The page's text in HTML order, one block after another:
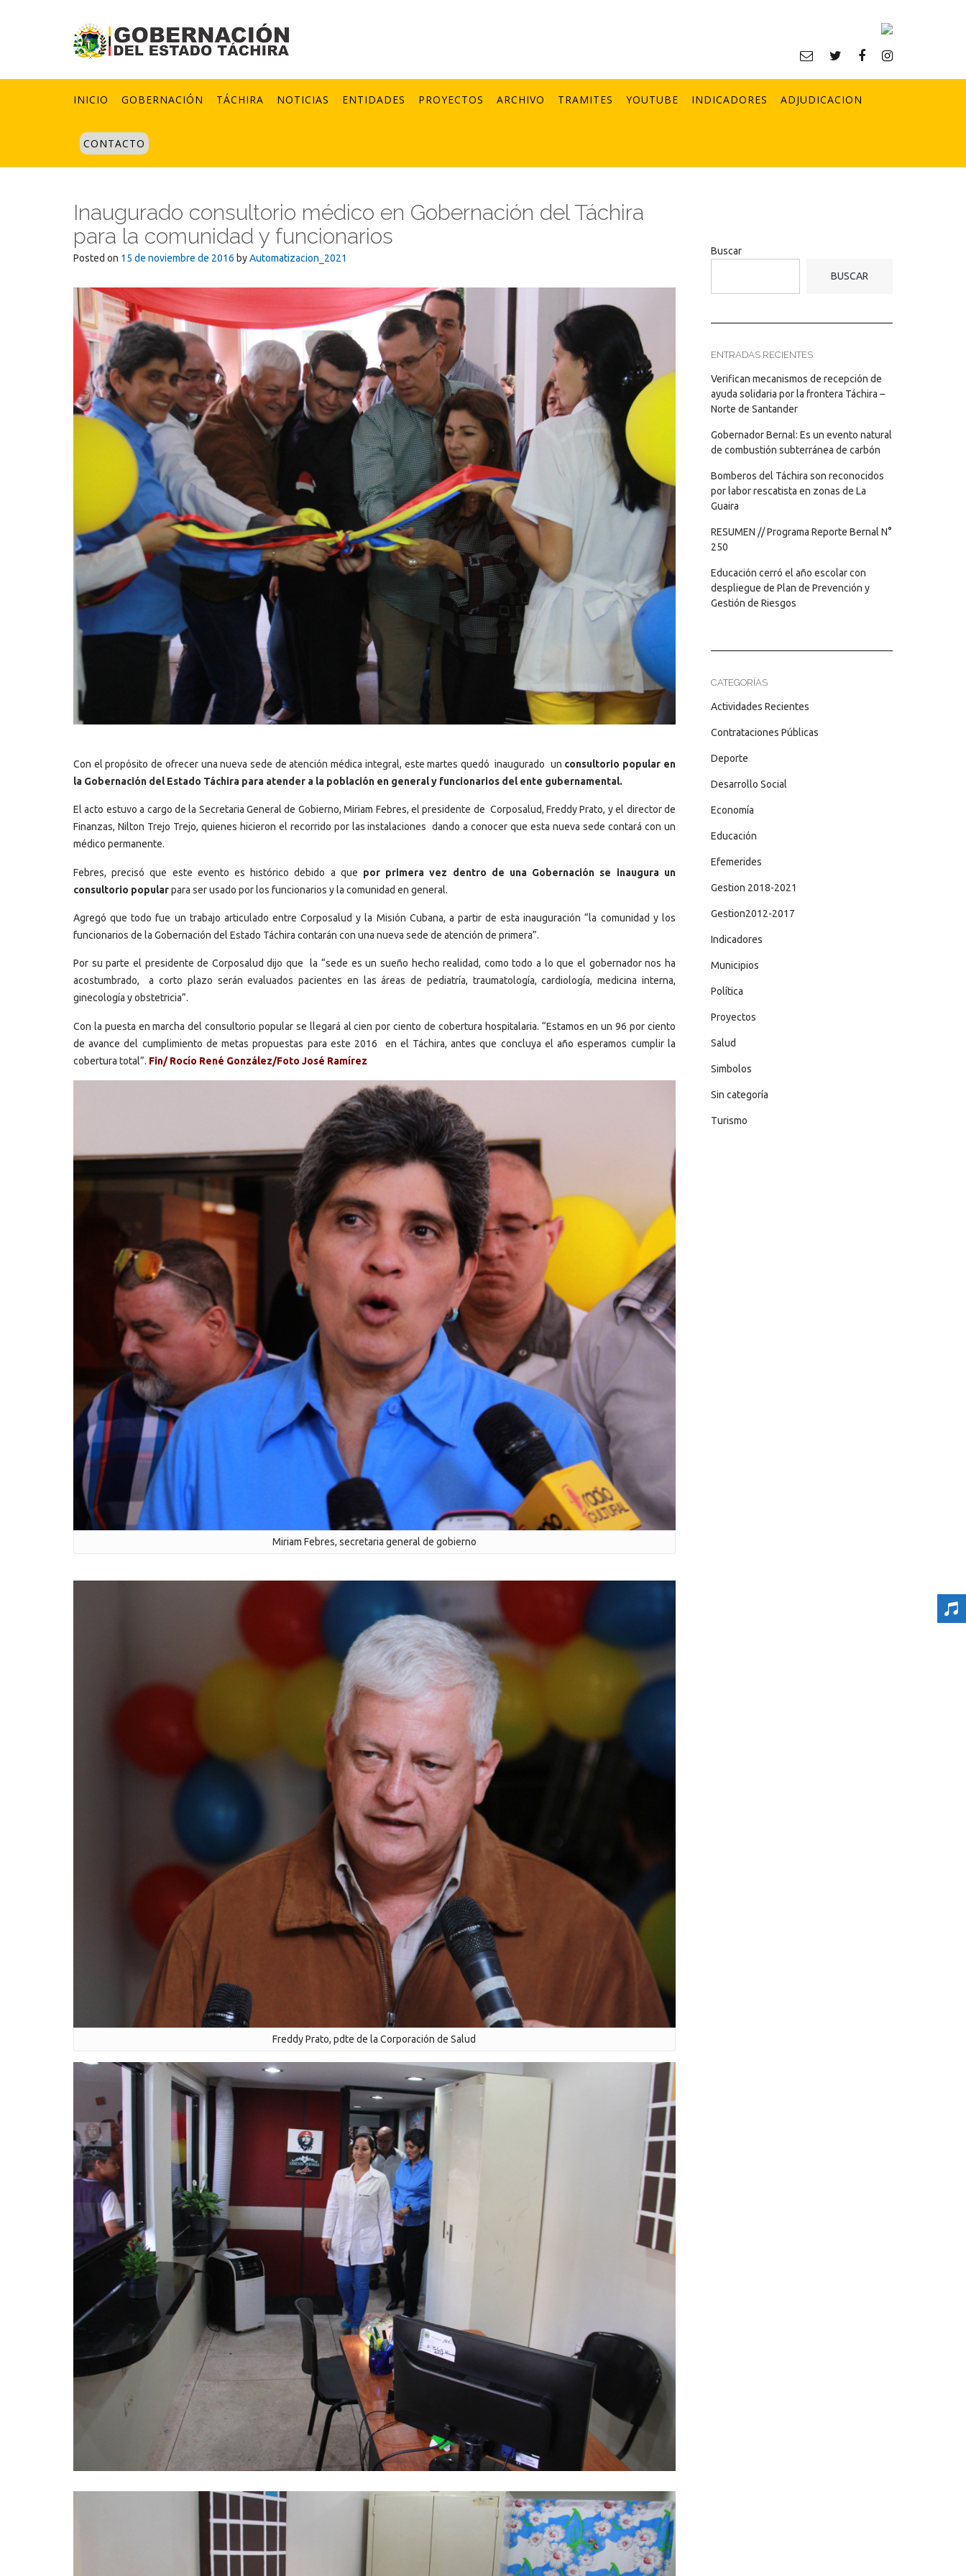
INICIO GOBERNACIÓN TÁCHIRA NOTICIAS ENTIDADES PROYECTOS ARCHIVO TRAMITES YOUTUBE INDICADORES ADJUDICACION
CONTACTO
Inaugurado consultorio médico en Gobernación del Táchira
para la comunidad y funcionarios
Posted on 15 de noviembre de 2016 byAutomatizacion_2021
Con el propósito de ofrecer una nueva sede de atención médica integral, este martes quedó inaugurado un consultorio popular en
la Gobernación del Estado Táchira para atender a la población en general y funcionarios del ente gubernamental.
El acto estuvo a cargo de la Secretaria General de Gobierno, Miriam Febres, el presidente de Corposalud, Freddy Prato, y el director de
Finanzas, Nilton Trejo Trejo, quienes hicieron el recorrido por las instalaciones dando a conocer que esta nueva sede contará con un
médico permanente.
Febres, precisó que este evento es histórico debido a que por primera vez dentro de una Gobernación se inaugura un
consultorio popularpara ser usado por los funcionarios y la comunidad en general.
Agregó que todo fue un trabajo articulado entre Corposalud y la Misión Cubana, a partir de esta inauguración “la comunidad y los
funcionarios de la Gobernación del Estado Táchira contarán con una nueva sede de atención de primera”.
Por su parte el presidente de Corposalud dijo que la “sede es un sueño hecho realidad, como todo a lo que el gobernador nos ha
acostumbrado, a corto plazo serán evaluados pacientes en las áreas de pediatría, traumatología, cardiología, medicina interna,
ginecología y obstetricia”.
Con la puesta en marcha del consultorio popular se llegará al cien por ciento de cobertura hospitalaria. “Estamos en un 96 por ciento
de avance del cumplimiento de metas propuestas para este 2016 en el Táchira, antes que concluya el año esperamos cumplir la
cobertura total”. Fin/ Rocío René González/Foto José Ramírez
Miriam Febres, secretaria general de gobierno
Freddy Prato, pdte de la Corporación de Salud
Buscar
BUSCAR
ENTRADAS RECIENTES
Verifican mecanismos de recepción de
ayuda solidaria por la frontera Táchira –
Norte de Santander
Gobernador Bernal: Es un evento natural
de combustión subterránea de carbón
Bomberos del Táchira son reconocidos
por labor rescatista en zonas de La
Guaira
RESUMEN // Programa Reporte Bernal N°
250
Educación cerró el año escolar con
despliegue de Plan de Prevención y
Gestión de Riesgos
CATEGORÍAS
Actividades Recientes
Contrataciones Públicas
Deporte
Desarrollo Social
Economía
Educación
Efemerides
Gestion 2018-2021
Gestion2012-2017
Indicadores
Municipios
Política
Proyectos
Salud
Simbolos
Sin categoría
Turismo